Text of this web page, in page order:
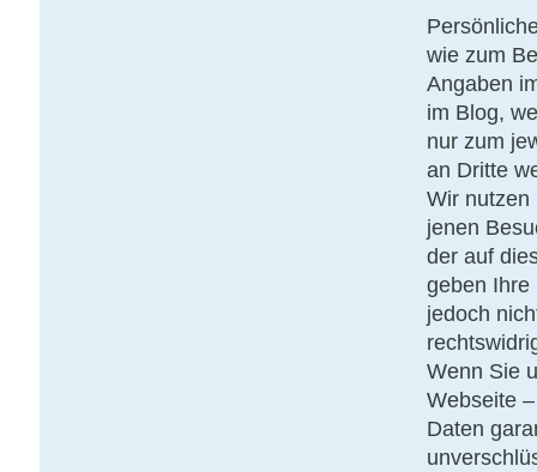
wie zum
Angaben
im Blog,
nur zum
an Dritte
Wir nutzen
jenen
der auf
geben Ihre
jedoch
Wenn Sie
Webseite
Daten